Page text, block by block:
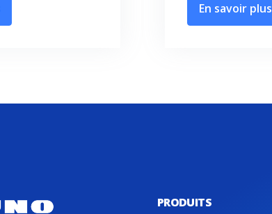
En savoir plus
PRODUITS